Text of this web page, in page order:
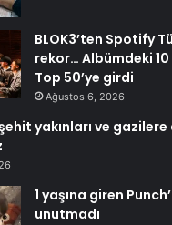
BLOK3’ten Spotify
rekor… Albümdeki 10
Top 50’ye girdi
Ağustos 6, 2026
yakınları ve
1 yaşına giren
unutmadı